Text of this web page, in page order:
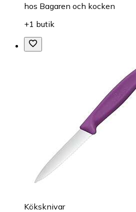
hos Bagaren och kocken
+1 butik
Köksknivar